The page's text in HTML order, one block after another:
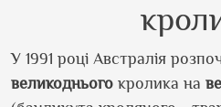
У 1991 році Австралія
великоднього кролика на